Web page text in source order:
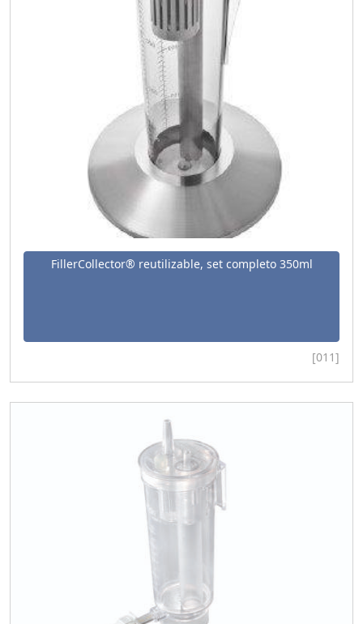
FillerCollector® reutilizable, set completo 350ml
[011]